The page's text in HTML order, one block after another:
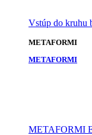
Vstúp do kruhu
METAFORMI
METAFORMI
METAFORMI